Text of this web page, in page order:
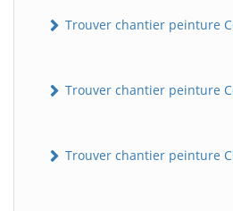
Trouver chantier peinture
Trouver chantier peinture
Trouver chantier peinture